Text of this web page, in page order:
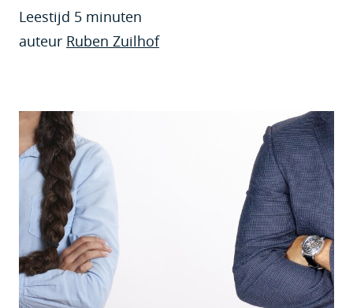
Leestijd 5 minuten
auteur Ruben Zuilhof